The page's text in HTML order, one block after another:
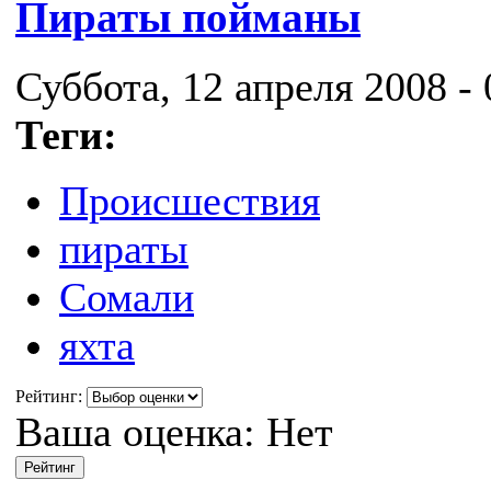
Пираты пойманы
Суббота, 12 апреля 2008 -
Теги:
Происшествия
пираты
Сомали
яхта
Рейтинг:
Ваша оценка: Нет